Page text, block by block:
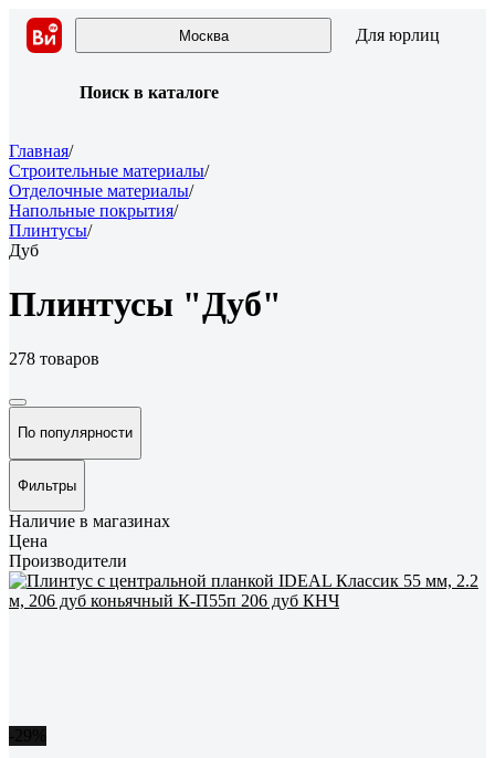
Москва Для юрлиц
Поиск в каталоге
Главная/
Строительные материалы/
Отделочные материалы/
Напольные покрытия/
Плинтусы/
Дуб
Плинтусы "Дуб"
278 товаров
По популярности
Фильтры
Наличие в магазинах
Цена
Производители